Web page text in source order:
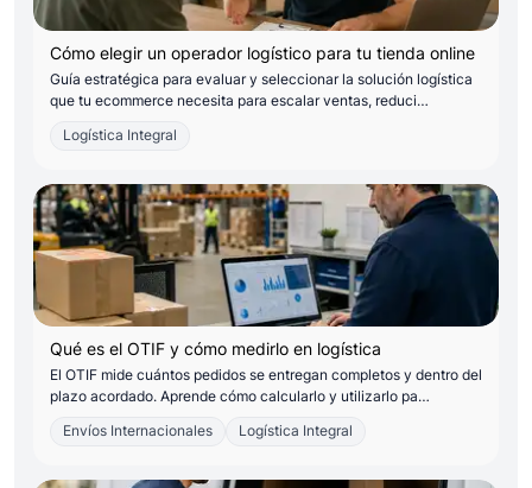
Cómo elegir un operador logístico para tu tienda online
Guía estratégica para evaluar y seleccionar la solución logística
que tu ecommerce necesita para escalar ventas, reduci…
Logística Integral
Qué es el OTIF y cómo medirlo en logística
El OTIF mide cuántos pedidos se entregan completos y dentro del
plazo acordado. Aprende cómo calcularlo y utilizarlo pa…
Envíos Internacionales Logística Integral